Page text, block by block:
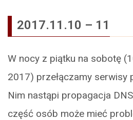
2017.11.10 – 11
W nocy z piątku na sobotę
2017) przełączamy serwisy
Nim nastąpi propagacja
część osób może mieć